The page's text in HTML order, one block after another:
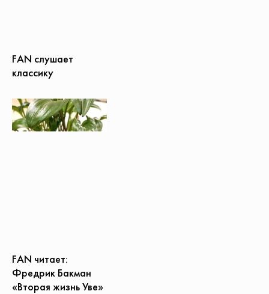
FAN слушает
классику
FAN читает:
Фредрик Бакман
«Вторая жизнь Уве»